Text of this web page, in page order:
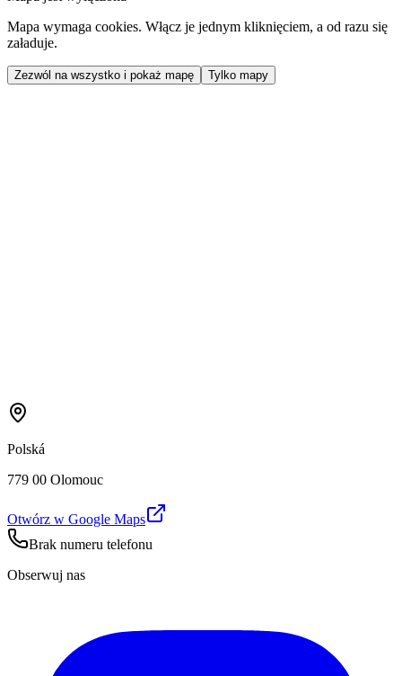
Mapa wymaga cookies. Włącz je jednym kliknięciem, a od razu się
załaduje.
Zezwól na wszystko i pokaż mapę Tylko mapy
Polská
779 00 Olomouc
Otwórz w Google Maps
Brak numeru telefonu
Obserwuj nas